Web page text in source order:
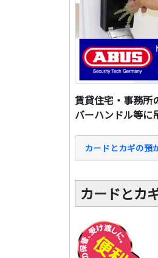
賃貸住宅・事務所
バーハンドル等に
カードとカギの預
カードとカ